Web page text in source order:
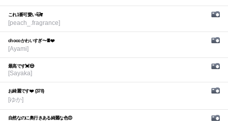
これ1番可愛い🐱❣️
[peach_.fragrance]
chocoかわいすぎ〜🍫❤️
[Ayami]
最高です💓😍
[Sayaka]
お綺麗です❤️ (378)
[ゆか]
自然なのに奥行きある綺麗な色😍